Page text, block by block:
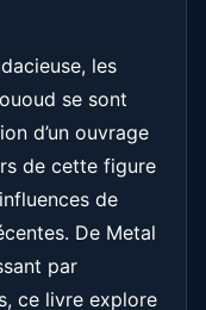
les
se sont
d’un ouvrage
de cette figure
de
De Metal
par
ce livre explore